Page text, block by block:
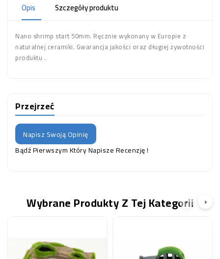
Opis Szczegóły produktu
Nano shrimp start 50mm. Ręcznie wykonany w Europie z
naturalnej ceramiki. Gwarancja jakości oraz długiej żywotności
produktu .
Przejrzeć
Napisz Swoją Opinię
Bądź Pierwszym Który Napisze Recenzję !
Wybrane Produkty Z Tej Kategorii
‹ ›